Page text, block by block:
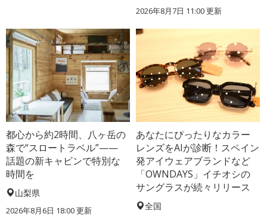
2026年8月7日 11:00更新
都心から約2時間、八ヶ岳の
森で“スロートラベル”——
話題の新キャビンで特別な
時間を
山梨県
2026年8月6日 18:00更新
あなたにぴったりなカラー
レンズをAIが診断！スペイン
発アイウェアブランドなど
「OWNDAYS」イチオシの
サングラスが続々リリース
全国